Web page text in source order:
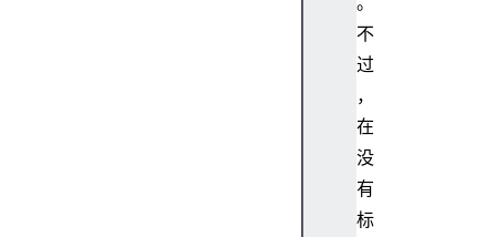
不
过
，
在
没
有
标